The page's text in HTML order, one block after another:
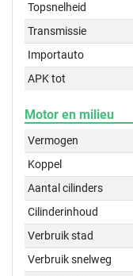
Topsnelheid
Transmissie
Importauto
APK tot
Motor en milieu
Vermogen
Koppel
Aantal cilinders
Cilinderinhoud
Verbruik stad
Verbruik snelweg